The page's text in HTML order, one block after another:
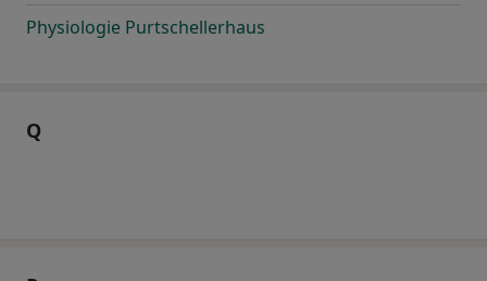
Physiologie Purtschellerhaus
Q